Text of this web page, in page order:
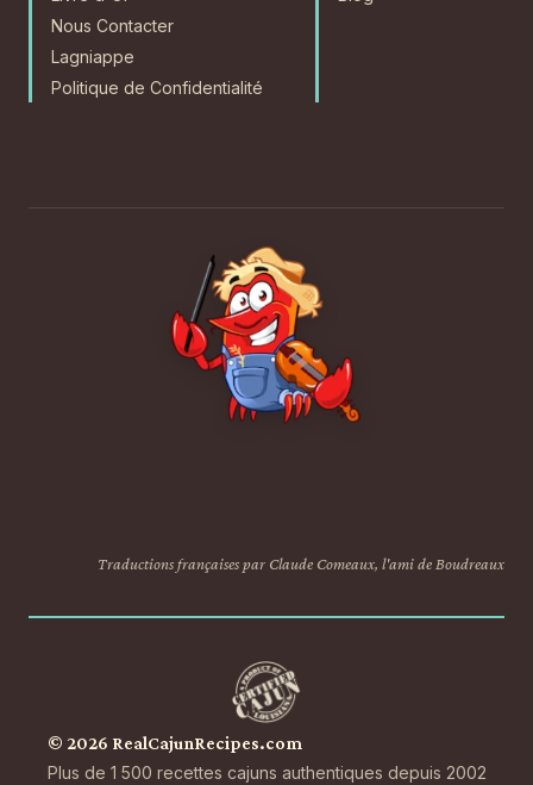
Nous Contacter
Lagniappe
Politique de Confidentialité
Traductions françaises par Claude Comeaux, l'ami de Boudreaux
© 2026 RealCajunRecipes.com
Plus de 1 500 recettes cajuns authentiques depuis 2002